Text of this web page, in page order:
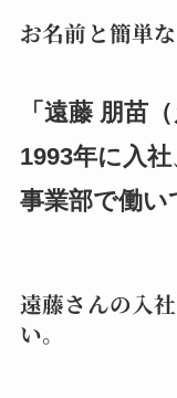
お名前と簡単
「遠藤 朋苗
1993年に入社
事業部で働い
遠藤さんの入
い。